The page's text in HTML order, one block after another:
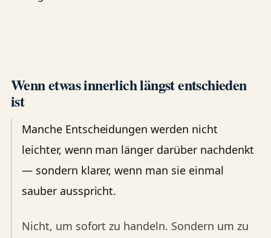
Wenn etwas innerlich längst entschieden
ist
Manche Entscheidungen werden nicht
leichter, wenn man länger darüber nachdenkt
— sondern klarer, wenn man sie einmal
sauber ausspricht.
Nicht, um sofort zu handeln. Sondern um zu